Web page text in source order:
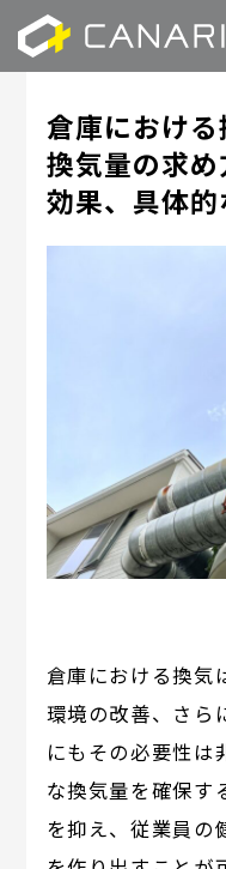
倉庫におけ
換気量の求
効果、具体
倉庫における換気
環境の改善、さら
にもその必要性は
な換気量を確保す
を抑え、従業員の